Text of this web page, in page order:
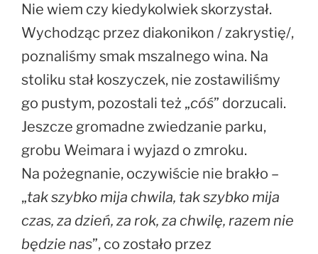
Nie wiem czy kiedykolwiek skorzystał.
Wychodząc przez diakonikon / zakrystię/,
poznaliśmy smak mszalnego wina. Na
stoliku stał koszyczek, nie zostawiliśmy
go pustym, pozostali też „cóś” dorzucali.
Jeszcze gromadne zwiedzanie parku,
grobu Weimara i wyjazd o zmroku.
Na pożegnanie, oczywiście nie brakło –
„tak szybko mija chwila, tak szybko mija
czas, za dzień, za rok, za chwilę, razem nie
będzie nas”, co zostało przez